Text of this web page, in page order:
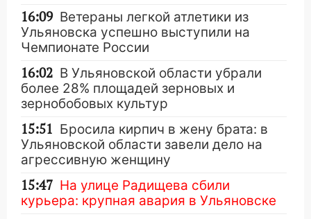
16:09 Ветераны легкой атлетики из
Ульяновска успешно выступили на
Чемпионате России
16:02 В Ульяновской области убрали
более 28% площадей зерновых и
зернобобовых культур
15:51 Бросила кирпич в жену брата: в
Ульяновской области завели дело на
агрессивную женщину
15:47 На улице Радищева сбили
курьера: крупная авария в Ульяновске